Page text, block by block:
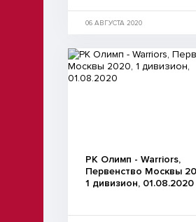
06 АВГУСТА 2020
РК Олимп - Warriors,
Первенство Москвы
1 дивизион, 01.08.2020